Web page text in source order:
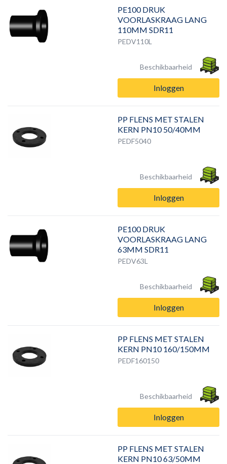
PE100 DRUK
VOORLASKRAAG LANG
110MM SDR11
PEDV110L
Beschikbaarheid
Inloggen
PP FLENS MET STALEN
KERN PN10 50/40MM
PEDF5040
Beschikbaarheid
Inloggen
PE100 DRUK
VOORLASKRAAG LANG
63MM SDR11
PEDV63L
Beschikbaarheid
Inloggen
PP FLENS MET STALEN
KERN PN10 160/150MM
PEDF160150
Beschikbaarheid
Inloggen
PP FLENS MET STALEN
KERN PN10 63/50MM